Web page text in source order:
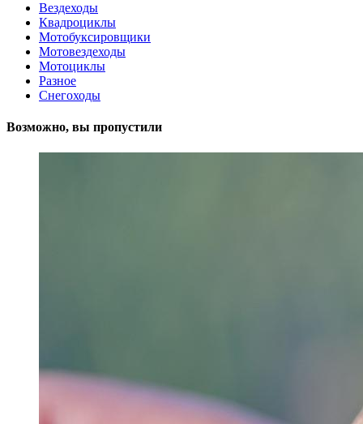
Вездеходы
Квадроциклы
Мотобуксировщики
Мотовездеходы
Мотоциклы
Разное
Снегоходы
Возможно, вы пропустили